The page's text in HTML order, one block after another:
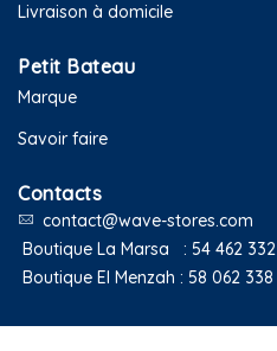
Livraison à domicile
Petit Bateau
Marque
Savoir faire
Contacts
contact@wave-stores.com
Boutique La Marsa : 54 462 332
Boutique El Menzah : 58 062 338